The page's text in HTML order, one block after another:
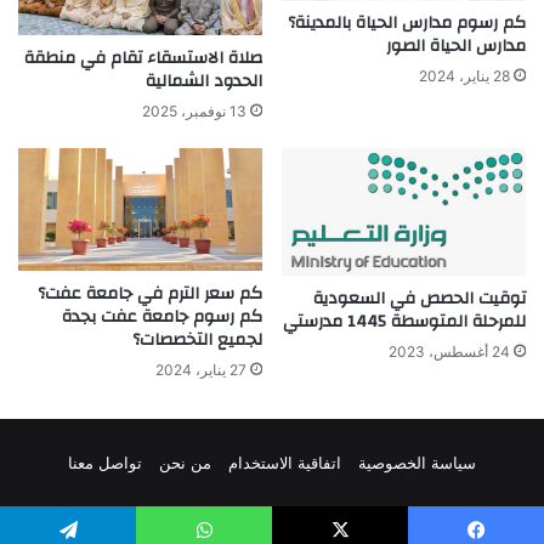
كم رسوم مدارس الحياة بالمدينة؟
مدارس الحياة الصور
28 يناير، 2024
صلاة الاستسقاء تقام في منطقة
الحدود الشمالية
13 نوفمبر، 2025
توقيت الحصص في السعودية
للمرحلة المتوسطة 1445 مدرستي
24 أغسطس، 2023
كم سعر الترم في جامعة عفت؟
كم رسوم جامعة عفت بجدة
لجميع التخصصات؟
27 يناير، 2024
سياسة الخصوصية اتفاقية الاستخدام من نحن تواصل معنا